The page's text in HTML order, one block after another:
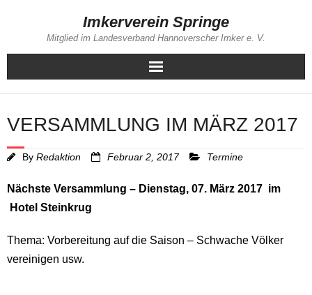
Imkerverein Springe
Mitglied im Landesverband Hannoverscher Imker e. V.
VERSAMMLUNG IM MÄRZ 2017
By Redaktion Februar 2, 2017 Termine
Nächste Versammlung – Dienstag, 07. März 2017 im
Hotel Steinkrug
Thema: Vorbereitung auf die Saison – Schwache Völker
vereinigen usw.